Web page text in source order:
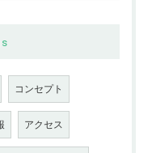
コンセプト
アクセス